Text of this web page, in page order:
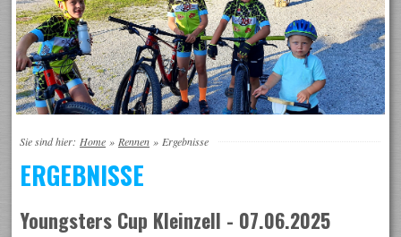
Sie sind hier: Home » Rennen » Ergebnisse
ERGEBNISSE
Youngsters Cup Kleinzell - 07.06.2025